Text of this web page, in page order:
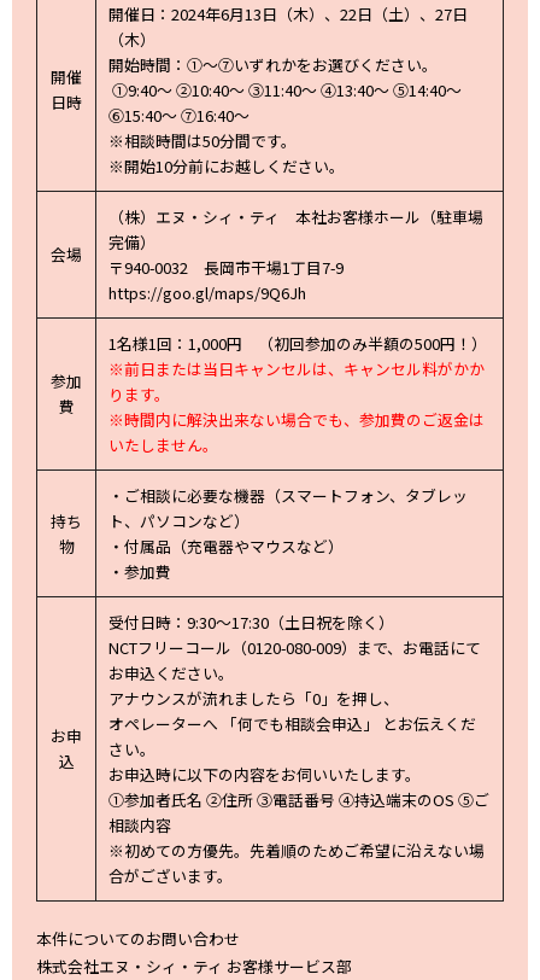
開催
日時
開催日：2024年6月13日（木）、22日（土）、27日
（木）
開始時間：①～⑦いずれかをお選びください。
①9:40～ ②10:40～ ③11:40～ ④13:40～ ⑤14:40～
⑥15:40～ ⑦16:40～
※相談時間は50分間です。
※開始10分前にお越しください。
会場
（株）エヌ・シィ・ティ 本社お客様ホール（駐車場
完備）
〒940-0032 長岡市干場1丁目7-9
https://goo.gl/maps/9Q6Jh
参加
費
1名様1回：1,000円 （初回参加のみ半額の500円！）
※前日または当日キャンセルは、キャンセル料がかか
ります。
※時間内に解決出来ない場合でも、参加費のご返金は
いたしません。
持ち
物
・ご相談に必要な機器（スマートフォン、タブレッ
ト、パソコンなど）
・付属品（充電器やマウスなど）
・参加費
お申
込
受付日時：9:30～17:30（土日祝を除く）
NCTフリーコール（0120-080-009）まで、お電話にて
お申込ください。
アナウンスが流れましたら「0」を押し、
オペレーターへ 「何でも相談会申込」 とお伝えくだ
さい。
お申込時に以下の内容をお伺いいたします。
①参加者氏名 ②住所 ③電話番号 ④持込端末のOS ⑤ご
相談内容
※初めての方優先。先着順のためご希望に沿えない場
合がございます。
本件についてのお問い合わせ
株式会社エヌ・シィ・ティ お客様サービス部